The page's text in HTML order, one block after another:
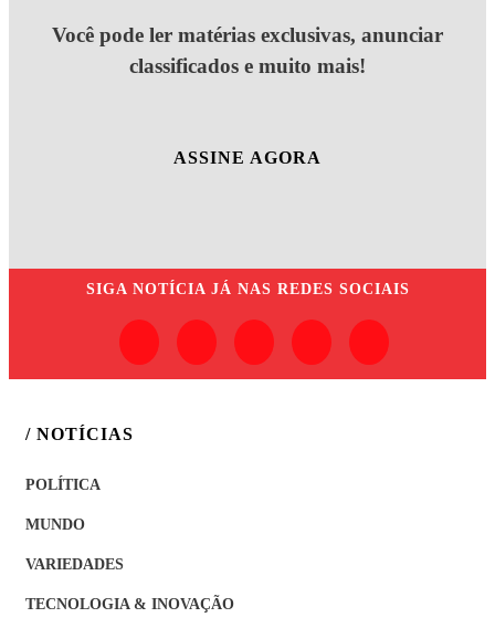
Você pode ler matérias exclusivas, anunciar
classificados e muito mais!
ASSINE AGORA
SIGA NOTÍCIA JÁ NAS REDES SOCIAIS
/ NOTÍCIAS
POLÍTICA
MUNDO
VARIEDADES
TECNOLOGIA & INOVAÇÃO